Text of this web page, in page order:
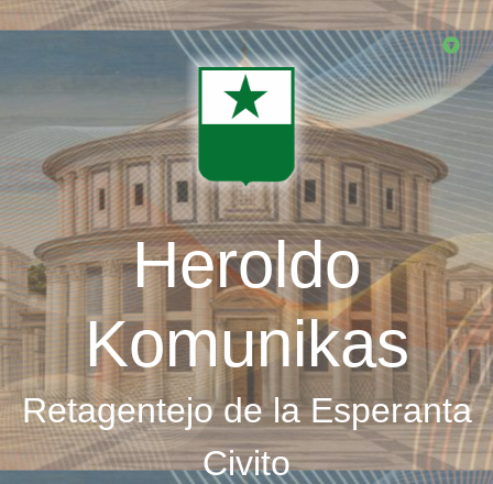
Skip
Heroldo
Komunikas
Retagentejo de la Esperanta
Civito